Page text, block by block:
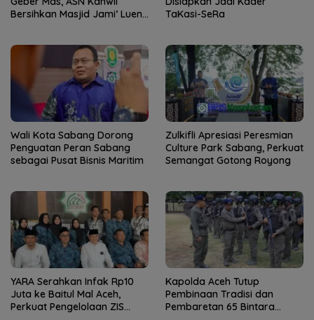
Bersihkan Masjid Jami’ Lueng
TaKasi-SeRa
Wali Kota Sabang Dorong
Penguatan Peran Sabang
sebagai Pusat Bisnis Maritim
Zulkifli Apresiasi Peresmian
Culture Park Sabang, Perkuat
Semangat Gotong Royong
YARA Serahkan Infak Rp10
Juta ke Baitul Mal Aceh,
Perkuat Pengelolaan ZIS
Kapolda Aceh Tutup
Pembinaan Tradisi dan
Pembaretan 65 Bintara